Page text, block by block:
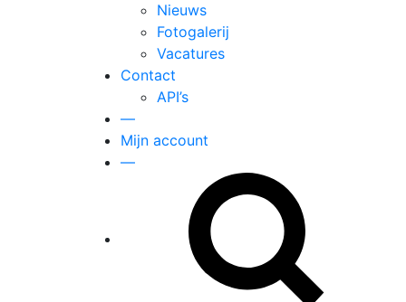
Nieuws
Fotogalerij
Vacatures
Contact
API’s
—
Mijn account
—